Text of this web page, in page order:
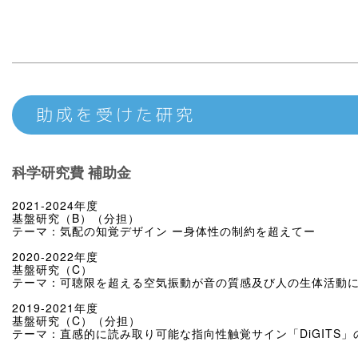
助成を受けた研究
科学研究費 補助金
2021-2024年度
基盤研究（B）（分担）
テーマ：気配の知覚デザイン ー身体性の制約を超えてー
2020-2022年度
基盤研究（C）
テーマ：可聴限を超える空気振動が音の質感及び人の生体活動
2019-2021年度
基盤研究（C）（分担）
テーマ：直感的に読み取り可能な指向性触覚サイン「DiGITS」